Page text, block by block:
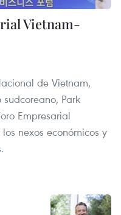
Vietnam-
de Vietnam,
Park
Empresarial
nexos económicos y